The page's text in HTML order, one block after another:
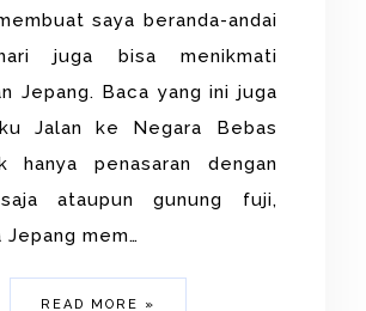
saya beranda-andai
juga bisa menikmati
Jepang. Baca yang ini juga
Jalan ke Negara Bebas
hanya penasaran dengan
ataupun gunung fuji,
Jepang mem…
READ MORE »